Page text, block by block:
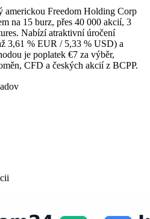
americkou Freedom Holding Corp
na 15 burz, přes 40 000 akcií, 3
Nabízí atraktivní úročení
3,61 % EUR / 5,33 % USD) a
je poplatek €7 za výběr,
CFD a českých akcií z BCPP.